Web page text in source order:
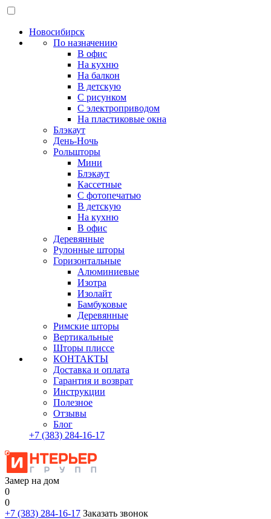
Новосибирск
По назначению
В офис
На кухню
На балкон
В детскую
С рисунком
С электроприводом
На пластиковые окна
Блэкаут
День-Ночь
Рольшторы
Мини
Блэкаут
Кассетные
С фотопечатью
В детскую
На кухню
В офис
Деревянные
Рулонные шторы
Горизонтальные
Алюминиевые
Изотра
Изолайт
Бамбуковые
Деревянные
Римские шторы
Вертикальные
Шторы плиссе
КОНТАКТЫ
Доставка и оплата
Гарантия и возврат
Инструкции
Полезное
Отзывы
Блог
+7 (383) 284-16-17
Замер на дом
0
0
+7 (383) 284-16-17 Заказать звонок